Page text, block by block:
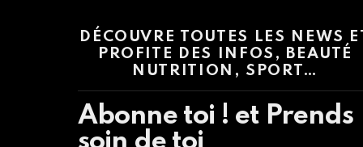
DÉCOUVRE TOUTES LES NEWS
PROFITE DES INFOS, BEAUTÉ
NUTRITION, SPORT…
Abonne toi ! et Prends